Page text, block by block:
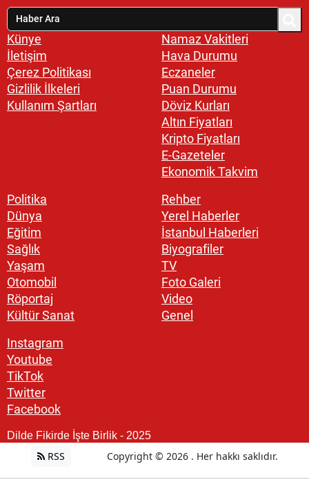
Künye
İletişim
Çerez Politikası
Gizlilik İlkeleri
Kullanım Şartları
Namaz Vakitleri
Hava Durumu
Eczaneler
Puan Durumu
Döviz Kurları
Altın Fiyatları
Kripto Fiyatları
E-Gazeteler
Ekonomik Takvim
Politika
Dünya
Eğitim
Sağlık
Yaşam
Otomobil
Röportaj
Kültür Sanat
Rehber
Yerel Haberler
İstanbul Haberleri
Biyografiler
TV
Foto Galeri
Video
Genel
Instagram
Youtube
TikTok
Twitter
Facebook
Dilde Fikirde İşte Birlik - 2025
RSS Copyright © 2026 . Her hakkı saklıdır.